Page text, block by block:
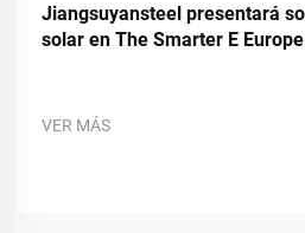
Jiangsuyansteel presentará
solar en The Smarter E
VER MÁS